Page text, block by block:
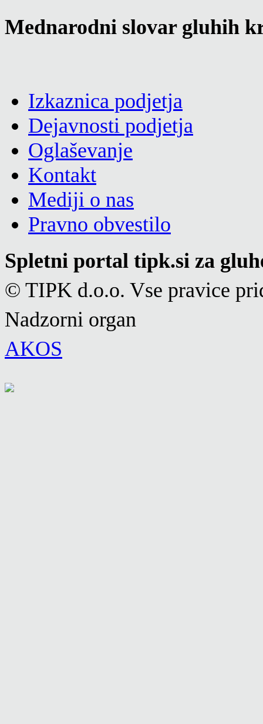
Mednarodni slovar gluhih
Izkaznica podjetja
Dejavnosti podjetja
Oglaševanje
Kontakt
Mediji o nas
Pravno obvestilo
Spletni portal tipk.si za
© TIPK d.o.o. Vse pravice
Nadzorni organ
AKOS